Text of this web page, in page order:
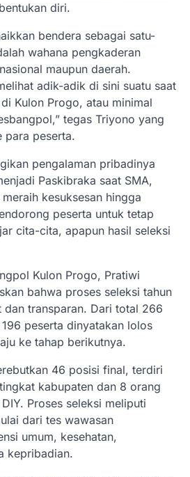
diri.
bendera sebagai satu-
wahana pengkaderan
maupun daerah.
adik-adik di sini suatu saat
Kulon Progo, atau minimal
tegas Triyono yang
para peserta.
pengalaman pribadinya
Paskibraka saat SMA,
kesuksesan hingga
peserta untuk tetap
cita-cita, apapun hasil seleksi
Kulon Progo, Pratiwi
bahwa proses seleksi tahun
dan transparan. Dari total 266
peserta dinyatakan lolos
ke tahap berikutnya.
46 posisi final, terdiri
kabupaten dan 8 orang
Proses seleksi meliputi
dari tes wawasan
umum, kesehatan,
kepribadian.